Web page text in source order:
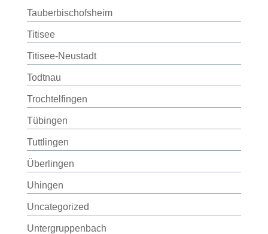
Tauberbischofsheim
Titisee
Titisee-Neustadt
Todtnau
Trochtelfingen
Tübingen
Tuttlingen
Überlingen
Uhingen
Uncategorized
Untergruppenbach